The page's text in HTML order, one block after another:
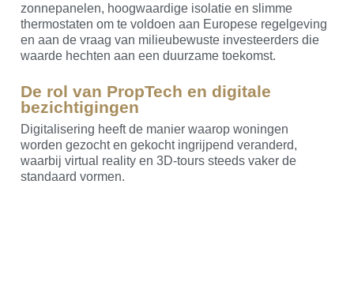
zonnepanelen, hoogwaardige isolatie en slimme
thermostaten om te voldoen aan Europese regelgeving
en aan de vraag van milieubewuste investeerders die
waarde hechten aan een duurzame toekomst.
De rol van PropTech en digitale
bezichtigingen
Digitalisering heeft de manier waarop woningen
worden gezocht en gekocht ingrijpend veranderd,
waarbij virtual reality en 3D-tours steeds vaker de
standaard vormen.